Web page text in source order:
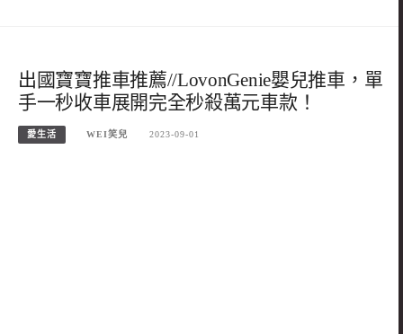
出國寶寶推車推薦//LovonGenie嬰兒推車，單
手一秒收車展開完全秒殺萬元車款！
愛生活 WEI笑兒 2023-09-01